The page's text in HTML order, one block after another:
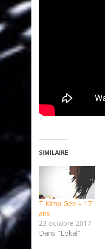
SIMILAIRE
T Kimp Gee – 17
ans
23 octobre 2017
Dans "Lokal"